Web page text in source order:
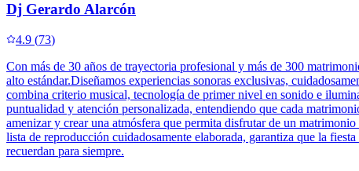
Dj Gerardo Alarcón
4.9 (73)
Con más de 30 años de trayectoria profesional y más de 300
alto estándar.Diseñamos experiencias sonoras exclusivas,
combina criterio musical, tecnología de primer nivel en sonido e
puntualidad y atención personalizada, entendiendo que cada
amenizar y crear una atmósfera que permita disfrutar de un
lista de reproducción cuidadosamente elaborada, garantiza que la
recuerdan para siempre.